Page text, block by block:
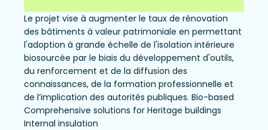
Le projet vise à augmenter le taux de rénovation
des bâtiments à valeur patrimoniale en permettant
l'adoption à grande échelle de l'isolation intérieure
biosourcée par le biais du développement d'outils,
du renforcement et de la diffusion des
connaissances, de la formation professionnelle et
de l’implication des autorités publiques. Bio-based
Comprehensive solutions for Heritage buildings
Internal insulation